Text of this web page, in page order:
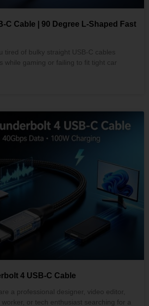
C Cable | 90 Degree L-Shaped Fast
tired of bulky straight USB-C cables
while gaming or failing to fit tight car
4 USB-C Cable
a professional designer, video editor,
or tech enthusiast searching for a